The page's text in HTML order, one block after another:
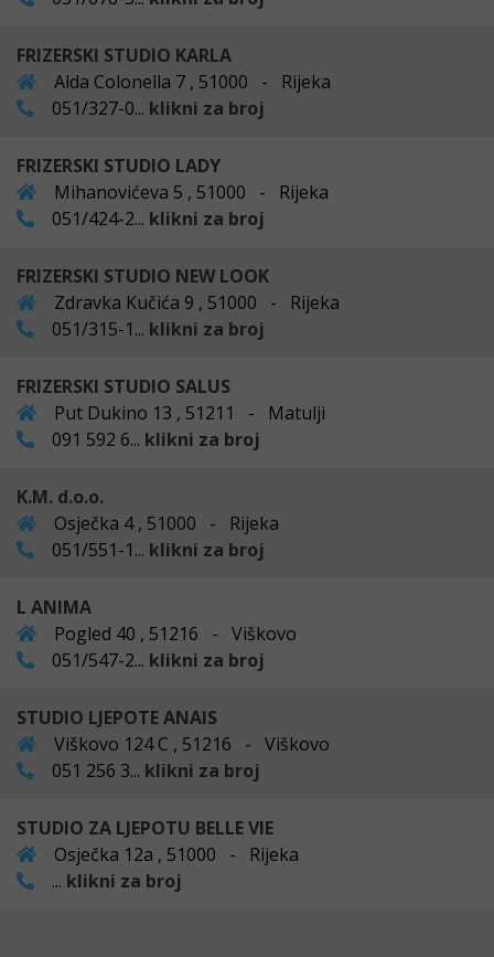
FRIZERSKI STUDIO KARLA
Alda Colonella 7 , 51000 - Rijeka
051/327-0... klikni za broj
FRIZERSKI STUDIO LADY
Mihanovićeva 5 , 51000 - Rijeka
051/424-2... klikni za broj
FRIZERSKI STUDIO NEW LOOK
Zdravka Kučića 9 , 51000 - Rijeka
051/315-1... klikni za broj
FRIZERSKI STUDIO SALUS
Put Dukino 13 , 51211 - Matulji
091 592 6... klikni za broj
K.M. d.o.o.
Osječka 4 , 51000 - Rijeka
051/551-1... klikni za broj
L ANIMA
Pogled 40 , 51216 - Viškovo
051/547-2... klikni za broj
STUDIO LJEPOTE ANAIS
Viškovo 124 C , 51216 - Viškovo
051 256 3... klikni za broj
STUDIO ZA LJEPOTU BELLE VIE
Osječka 12a , 51000 - Rijeka
... klikni za broj